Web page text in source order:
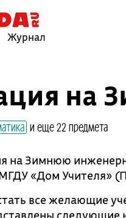
Журнал
и еще 22 предмета
на Зимнюю
«Дом Учителя»
все желающие
следующие